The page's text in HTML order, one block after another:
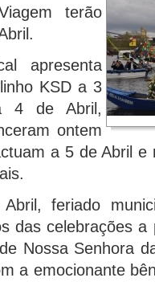
terão
apresenta
KSD a 3
4 de Abril,
ontem
a 5 de Abril e
feriado
das celebrações
Nossa Senhora
a emocionante